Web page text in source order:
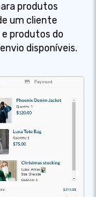
produtos
um cliente
produtos do
disponíveis.